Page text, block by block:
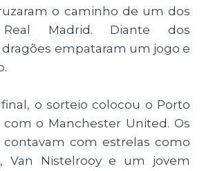
o caminho de um dos
Madrid. Diante dos
empataram um jogo e
o sorteio colocou o Porto
o Manchester United. Os
contavam com estrelas como
Van Nistelrooy e um jovem